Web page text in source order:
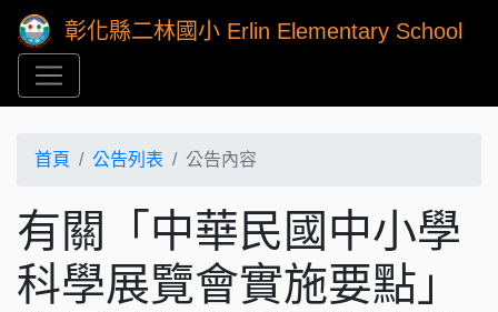
彰化縣二林國小 Erlin Elementary School
首頁 公告列表 公告內容
有關「中華民國中小學
科學展覽會實施要點」